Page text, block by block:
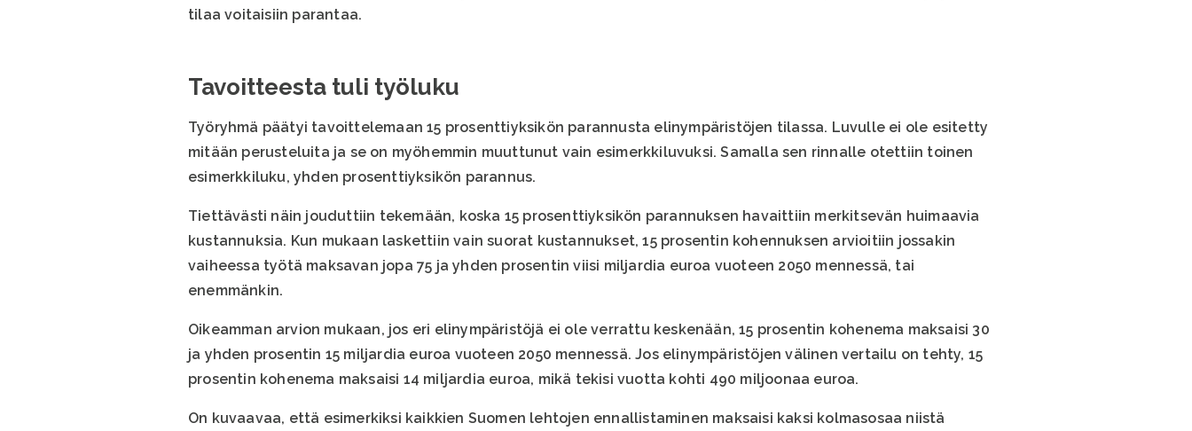
tilaa voitaisiin parantaa.
Tavoitteesta tuli työluku
Työryhmä päätyi tavoittelemaan 15 prosenttiyksikön parannusta elinympäristöjen tilassa. Luvulle ei ole esitetty
mitään perusteluita ja se on myöhemmin muuttunut vain esimerkkiluvuksi. Samalla sen rinnalle otettiin toinen
esimerkkiluku, yhden prosenttiyksikön parannus.
Tiettävästi näin jouduttiin tekemään, koska 15 prosenttiyksikön parannuksen havaittiin merkitsevän huimaavia
kustannuksia. Kun mukaan laskettiin vain suorat kustannukset, 15 prosentin kohennuksen arvioitiin jossakin
vaiheessa työtä maksavan jopa 75 ja yhden prosentin viisi miljardia euroa vuoteen 2050 mennessä, tai
enemmänkin.
Oikeamman arvion mukaan, jos eri elinympäristöjä ei ole verrattu keskenään, 15 prosentin kohenema maksaisi 30
ja yhden prosentin 15 miljardia euroa vuoteen 2050 mennessä. Jos elinympäristöjen välinen vertailu on tehty, 15
prosentin kohenema maksaisi 14 miljardia euroa, mikä tekisi vuotta kohti 490 miljoonaa euroa.
On kuvaavaa, että esimerkiksi kaikkien Suomen lehtojen ennallistaminen maksaisi kaksi kolmasosaa niistä